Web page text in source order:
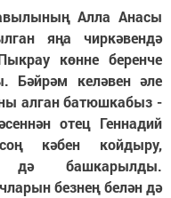
Алла Анасы
яңа чиркәвендә
көнне беренче
Бәйрәм келәвен әле
алган батюшкабыз -
отец Геннадий
кәбен койдыру,
дә башкарылды.
безнең белән дә